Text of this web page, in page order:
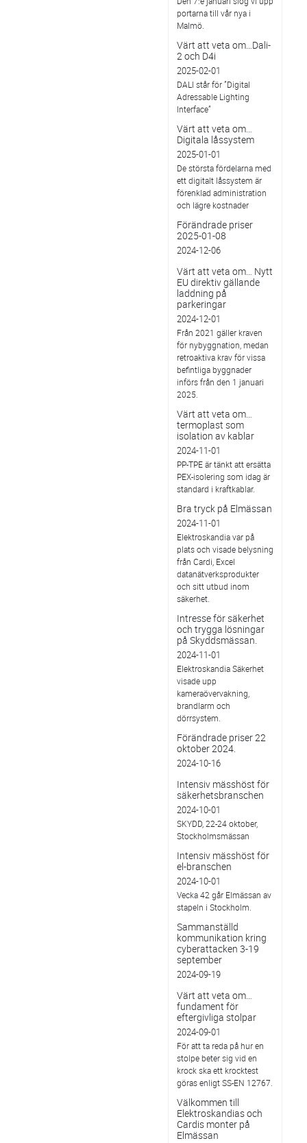
portarna till vår nya i
Malmö.
Värt att veta om…Dali-
2 och D4i
2025-02-01
DALI står för ”Digital
Adressable Lighting
Interface”
Värt att veta om…
Digitala låssystem
2025-01-01
De största fördelarna med
ett digitalt låssystem är
förenklad administration
och lägre kostnader
Förändrade priser
2025-01-08
2024-12-06
Värt att veta om… Nytt
EU direktiv gällande
laddning på
parkeringar
2024-12-01
Från 2021 gäller kraven
för nybyggnation, medan
retroaktiva krav för vissa
befintliga byggnader
införs från den 1 januari
2025.
Värt att veta om…
termoplast som
isolation av kablar
2024-11-01
PP-TPE är tänkt att ersätta
PEX-isolering som idag är
standard i kraftkablar.
Bra tryck på Elmässan
2024-11-01
Elektroskandia var på
plats och visade belysning
från Cardi, Excel
datanätverksprodukter
och sitt utbud inom
säkerhet.
Intresse för säkerhet
och trygga lösningar
på Skyddsmässan.
2024-11-01
Elektroskandia Säkerhet
visade upp
kameraövervakning,
brandlarm och
dörrsystem.
Förändrade priser 22
oktober 2024.
2024-10-16
Intensiv mässhöst för
säkerhetsbranschen
2024-10-01
SKYDD, 22-24 oktober,
Stockholmsmässan
Intensiv mässhöst för
el-branschen
2024-10-01
Vecka 42 går Elmässan av
stapeln i Stockholm.
Sammanställd
kommunikation kring
cyberattacken 3-19
september
2024-09-19
Värt att veta om…
fundament för
eftergivliga stolpar
2024-09-01
För att ta reda på hur en
stolpe beter sig vid en
krock ska ett krocktest
göras enligt SS-EN 12767.
Välkommen till
Elektroskandias och
Cardis monter på
Elmässan